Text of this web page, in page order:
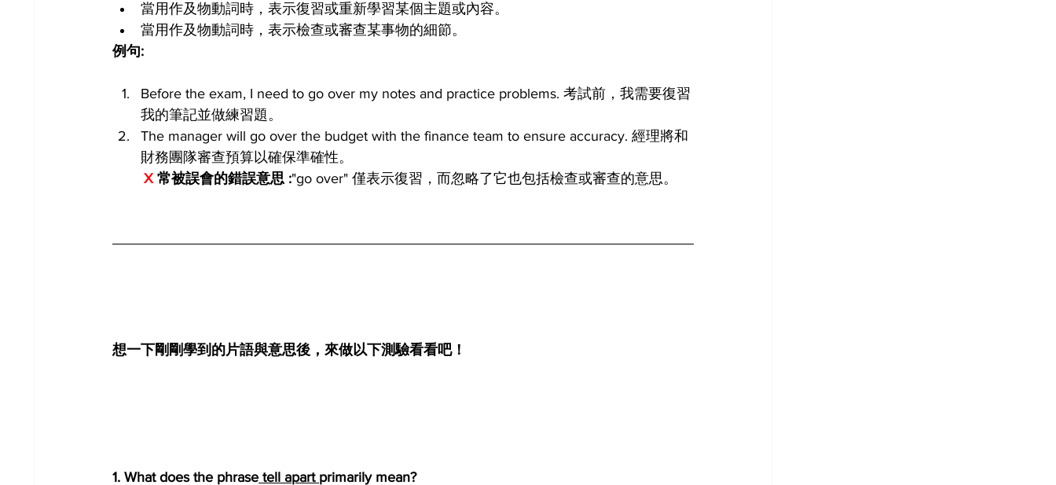
當用作及物動詞時，表示復習或重新學習某個主題或內容。
當用作及物動詞時，表示檢查或審查某事物的細節。
例句:
Before the exam, I need to go over my notes and practice problems. 考試前，我需要復習
我的筆記並做練習題。
The manager will go over the budget with the finance team to ensure accuracy. 經理將和
財務團隊審查預算以確保準確性。
X 常被誤會的錯誤意思 :"go over" 僅表示復習，而忽略了它也包括檢查或審查的意思。
想一下剛剛學到的片語與意思後，來做以下測驗看看吧！
1. What does the phrase tell apart primarily mean?